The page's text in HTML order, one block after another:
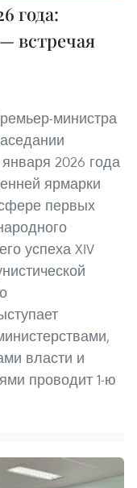
года:
встречая
министра
2026 года
ярмарки
первых
успеха XIV
власти и
проводит 1-ю